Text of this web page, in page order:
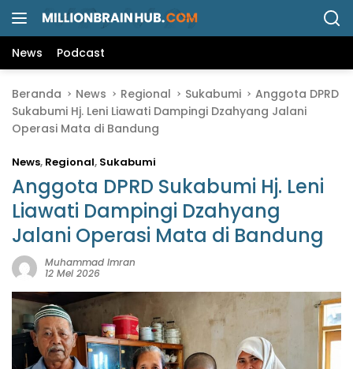
News Podcast
Beranda News Regional Sukabumi
Anggota DPRD
Sukabumi Hj. Leni Liawati Dampingi Dzahyang Jalani
Operasi Mata di Bandung
News, Regional, Sukabumi
Anggota DPRD Sukabumi Hj. Leni
Liawati Dampingi Dzahyang
Jalani Operasi Mata di Bandung
Muhammad Imran
12 Mei 2026